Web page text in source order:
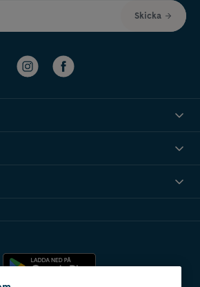
Skicka